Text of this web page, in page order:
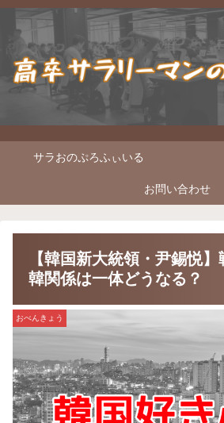
サラおのぷろふぃいる
お問い合わせ
【韓国新大統領・尹錫悦】
韓関係は一体どうなる？
おべんきょう